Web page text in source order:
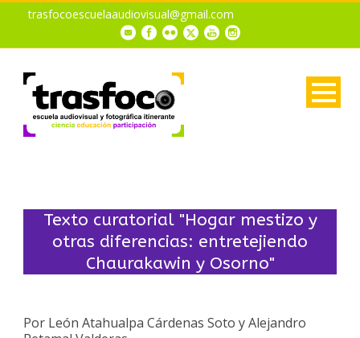
trasfocoescuelaaudiovisual@gmail.com
Texto curatorial "Hogar mestizo y
otras diferencias: entretejiendo
Chaurakawin y Osorno"
Por León Atahualpa Cárdenas Soto y Alejandro